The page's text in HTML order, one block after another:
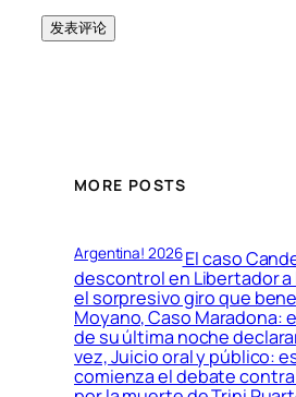
MORE POSTS
Argentina! 2026El caso
descontrol en Libertador a
el sorpresivo giro que
Moyano, Caso Maradona:
de su última noche
vez, Juicio oral y público:
comienza el debate contra